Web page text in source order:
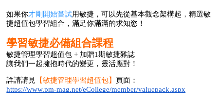
如果你才剛開始嘗試用敏捷，可以先從基本觀念架構起，精選敏
捷超值包學習組合，滿足你滿滿的求知慾！
學習敏捷必備組合課程
敏捷管理學習超值包 + 加贈1期敏捷雜誌
讓我們一起擁抱時代的變更，靈活應對！
詳請請見 【敏捷管理學習超值包】 頁面：
https://www.pm-mag.net/eCollege/member/valuepack.aspx